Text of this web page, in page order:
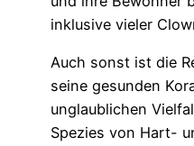
inklusive vieler
Auch sonst ist die
seine gesunden
unglaublichen
Spezies von Hart-